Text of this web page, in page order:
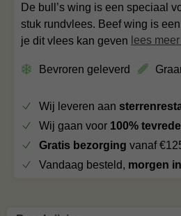
De bull’s wing is een speciaal
stuk rundvlees. Beef wing is
je dit vlees kan geven lees meer
Bevroren geleverd
Wij leveren aan
Wij gaan voor 100%
Gratis bezorging vanaf
Vandaag besteld, morgen